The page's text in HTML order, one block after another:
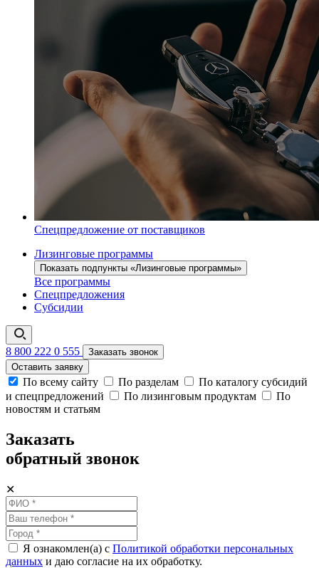
Спецпредложение от поставщиков
Лизинговые программы
Показать подпункты «Лизинговые программы»
Все программы
Спецпредложения
Субсидии
8 800 222 0 555
Заказать звонок
Оставить заявку
По всему сайту По разделам
По каталогу субсидий
и спецпредложений
По лизинговым продуктам
По
новостям и статьям
Заказать
обратный звонок
✕
Я ознакомлен(а) с Политикой обработки персональных
данных и даю согласие на их обработку.